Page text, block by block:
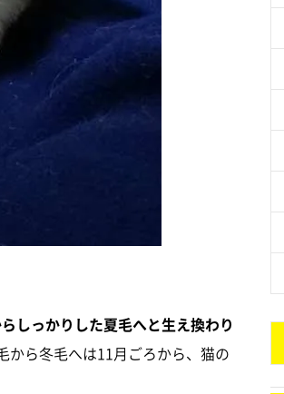
しっかりした夏毛へと生え換わり
から冬毛へは11月ごろから、猫の